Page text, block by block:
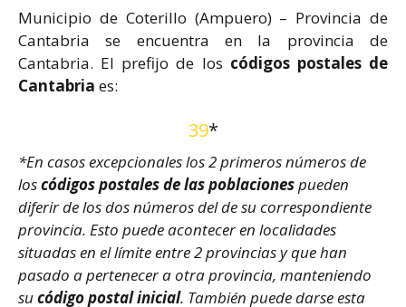
Municipio de Coterillo (Ampuero) – Provincia de
Cantabria se encuentra en la provincia de
Cantabria. El prefijo de los códigos postales de
Cantabria es:
39*
*En casos excepcionales los 2 primeros números de
loscódigos postales de las poblacionespueden
diferir de los dos números del de su correspondiente
provincia. Esto puede acontecer en localidades
situadas en el límite entre 2 provincias y que han
pasado a pertenecer a otra provincia, manteniendo
sucódigo postal inicial. También puede darse esta